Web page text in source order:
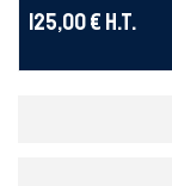
125,00 € H.T.